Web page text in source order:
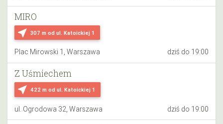
near_me 307 m od ul. Katoickiej 1
MIRO
Plac Mirowski 1, Warszawa dziś do 19:00
near_me 422 m od ul. Katoickiej 1
Z Uśmiechem
ul. Ogrodowa 32, Warszawa dziś do 19:00